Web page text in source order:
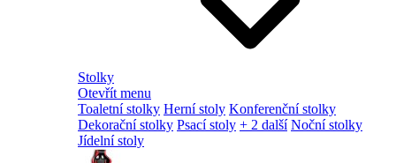
Stolky
Otevřít menu
Toaletní stolky Herní stoly Konferenční stolky
Dekorační stolky Psací stoly + 2 další Noční stolky
Jídelní stoly